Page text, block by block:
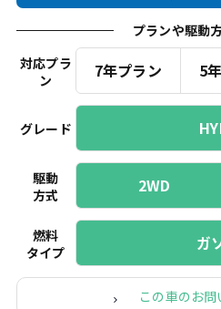
プランや駆動
対応プラ
ン
7年プラン 5
グレード
駆動
方式
2WD
燃料
タイプ
ガ
この車のお問